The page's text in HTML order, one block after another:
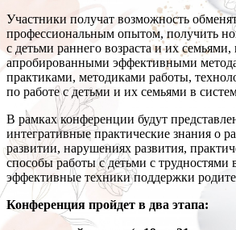
Участники получат возможность
профессиональным опытом, получить
с детьми раннего возраста и их семьями,
апробированными эффективными
практиками, методиками работы,
по работе с детьми и их семьями в
В рамках конференции будут
интегративные практические знания о
развитии, нарушениях развития,
способы работы с детьми с трудностями
эффективные техники поддержки
Конференция пройдет в два этапа: